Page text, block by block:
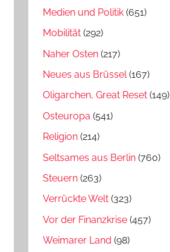
Medien und Politik (651)
Mobilität (292)
Naher Osten (217)
Neues aus Brüssel(167)
Oligarchen, Great Reset (149)
Osteuropa (541)
Religion (214)
Seltsames aus Berlin (760)
Steuern (263)
Verrückte Welt (323)
Vor der Finanzkrise (457)
Weimarer Land (98)